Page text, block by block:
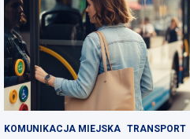
KOMUNIKACJA MIEJSKA TRANSPORT